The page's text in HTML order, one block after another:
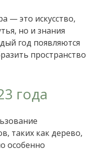
— это искусство,
но и знания
год появляются
пространство
года
таких как дерево,
особенно